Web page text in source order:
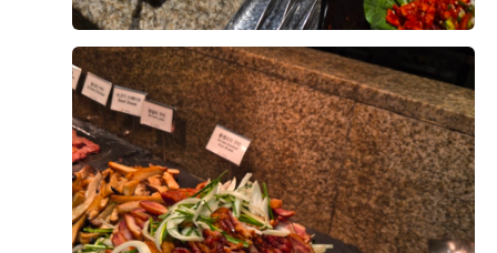
모로 좋은 선택이었다고 생각해요!
사실 이곳 뷔페는 예전에 친구 결혼식에 하객으로 왔을
때 인상 깊게 먹었던 기억이 있어 기대가 컸는데요. 이번
에는 저희 하객분들이 남녀노소 불편함 없이 드실 수 있
을지를 생각하며 사시미, 초밥, 구이류, 볶음류, 샐러드까
지 최대한 다양하게 맛봤습니다.
식사 후 네 명이 각자 기억에 남는 메뉴를 하나씩 꼽아봤
습니다. 평소 고기를 즐겨 드시지 않는 저희 어머니는 스
테이크가 부드럽게 구워져 드시기 편했다고 하셨고, 신부
+8
후기가 도움이 되었나요? 0